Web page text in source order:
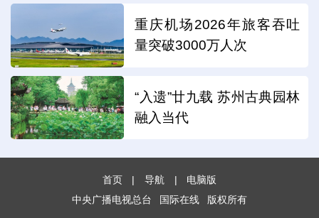
重庆机场2026年旅客吞吐
量突破3000万人次
“入遗”廿九载 苏州古典园林
融入当代
首页 | 导航 |
电脑版
中央广播电视总台
国际在线 版权所有